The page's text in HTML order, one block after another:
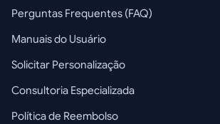
Perguntas Frequentes (FAQ)
Manuais do Usuário
Solicitar Personalização
Consultoria Especializada
Política de Reembolso